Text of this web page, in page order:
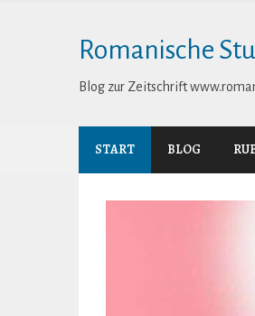
Romanische
Blog zur Zeitschrift
START BLOG